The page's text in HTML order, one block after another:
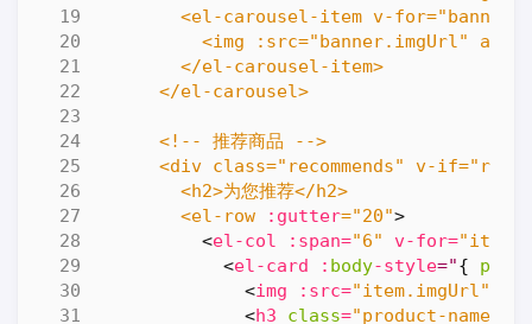
        <el-row
:gutter="20">
<el-col :span="6" v-for="item
<el-card : body-style="{
<img :src="item.imgUrl"
<h3 class="product-name"